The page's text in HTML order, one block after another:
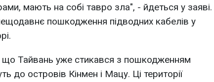
мають на собі тавро зла", - йдеться у заяві.
пошкодження підводних кабелів у
що Тайвань уже стикався з пошкодженням
до островів Кінмен і Мацу. Ці території